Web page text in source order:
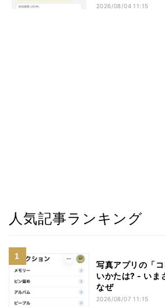
2026/08/04 11:15
人気記事ランキング
写真アプリの「
いかたは? - いま
なぜ
2026/08/07 11:15